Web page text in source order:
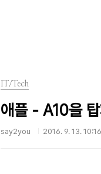
IT/Tech
애플 - A10을
say2you 2016. 9. 13. 10:16